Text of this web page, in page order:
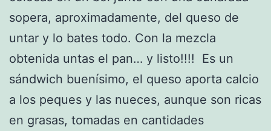
sopera, aproximadamente, del queso de
untar y lo bates todo. Con la mezcla
obtenida untas el pan… y listo!!!! Es un
sándwich buenísimo, el queso aporta calcio
a los peques y las nueces, aunque son ricas
en grasas, tomadas en cantidades